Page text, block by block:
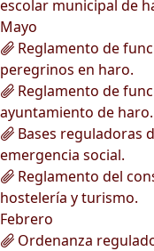
escolar municipal de
Mayo
Reglamento de
peregrinos en haro.
Reglamento de
ayuntamiento de haro.
Bases reguladoras
emergencia social.
Reglamento del
hostelería y turismo.
Febrero
Ordenanza